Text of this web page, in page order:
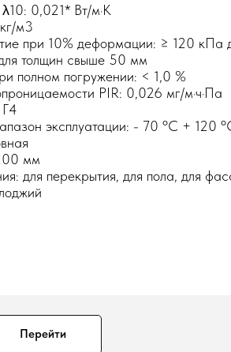
λ10: 0,021* Вт/м·К
м3
при 10% деформации: ≥ 120 кПа
толщин свыше 50 мм
полном погружении: < 1,0 %
PIR: 0,026 мг/м·ч·Па
эксплуатации: - 70 ºC + 120
мм
для перекрытия, для пола, для
Перейти